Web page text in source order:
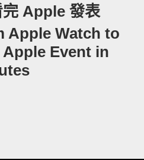
完 Apple 發表
Apple Watch to
Event in